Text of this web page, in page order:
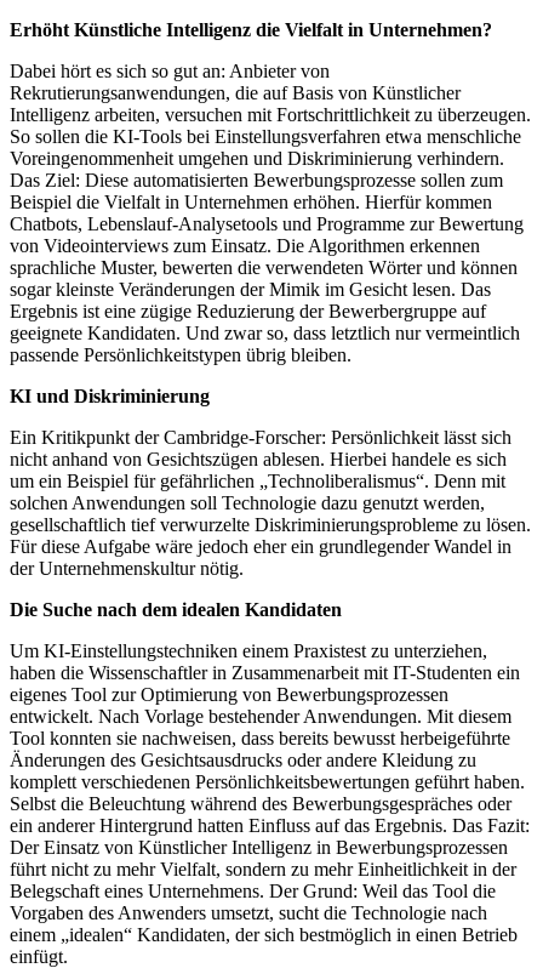
Erhöht Künstliche Intelligenz die Vielfalt in Unternehmen?
Dabei hört es sich so gut an: Anbieter von
Rekrutierungsanwendungen, die auf Basis von Künstlicher
Intelligenz arbeiten, versuchen mit Fortschrittlichkeit zu überzeugen.
So sollen die KI-Tools bei Einstellungsverfahren etwa menschliche
Voreingenommenheit umgehen und Diskriminierung verhindern.
Das Ziel: Diese automatisierten Bewerbungsprozesse sollen zum
Beispiel die Vielfalt in Unternehmen erhöhen. Hierfür kommen
Chatbots, Lebenslauf-Analysetools und Programme zur Bewertung
von Videointerviews zum Einsatz. Die Algorithmen erkennen
sprachliche Muster, bewerten die verwendeten Wörter und können
sogar kleinste Veränderungen der Mimik im Gesicht lesen. Das
Ergebnis ist eine zügige Reduzierung der Bewerbergruppe auf
geeignete Kandidaten. Und zwar so, dass letztlich nur vermeintlich
passende Persönlichkeitstypen übrig bleiben.
KI und Diskriminierung
Ein Kritikpunkt der Cambridge-Forscher: Persönlichkeit lässt sich
nicht anhand von Gesichtszügen ablesen. Hierbei handele es sich
um ein Beispiel für gefährlichen „Technoliberalismus“. Denn mit
solchen Anwendungen soll Technologie dazu genutzt werden,
gesellschaftlich tief verwurzelte Diskriminierungsprobleme zu lösen.
Für diese Aufgabe wäre jedoch eher ein grundlegender Wandel in
der Unternehmenskultur nötig.
Die Suche nach dem idealen Kandidaten
Um KI-Einstellungstechniken einem Praxistest zu unterziehen,
haben die Wissenschaftler in Zusammenarbeit mit IT-Studenten ein
eigenes Tool zur Optimierung von Bewerbungsprozessen
entwickelt. Nach Vorlage bestehender Anwendungen. Mit diesem
Tool konnten sie nachweisen, dass bereits bewusst herbeigeführte
Änderungen des Gesichtsausdrucks oder andere Kleidung zu
komplett verschiedenen Persönlichkeitsbewertungen geführt haben.
Selbst die Beleuchtung während des Bewerbungsgespräches oder
ein anderer Hintergrund hatten Einfluss auf das Ergebnis. Das Fazit:
Der Einsatz von Künstlicher Intelligenz in Bewerbungsprozessen
führt nicht zu mehr Vielfalt, sondern zu mehr Einheitlichkeit in der
Belegschaft eines Unternehmens. Der Grund: Weil das Tool die
Vorgaben des Anwenders umsetzt, sucht die Technologie nach
einem „idealen“ Kandidaten, der sich bestmöglich in einen Betrieb
einfügt.